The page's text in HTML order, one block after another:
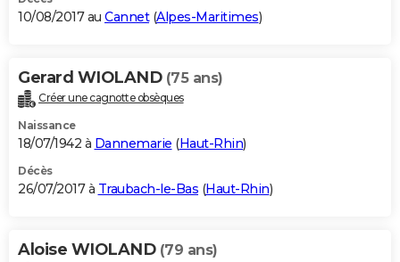
10/08/2017 au Cannet(Alpes-Maritimes)
Gerard WIOLAND (75 ans)
Créer une cagnotte obsèques
Naissance
18/07/1942 à Dannemarie (Haut-Rhin)
Décès
26/07/2017 à Traubach-le-Bas (Haut-Rhin)
Aloise WIOLAND (79 ans)